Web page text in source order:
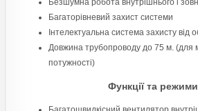
Безшумна робота внутрішнього і
Багаторівневий захист системи
Інтелектуальна система захисту від
Довжина трубопроводу до 75 м. (для
потужності)
Функції та